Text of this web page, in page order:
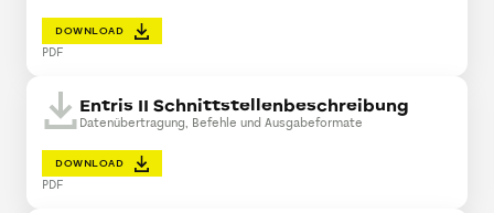
DOWNLOAD
PDF
Entris II Schnittstellenbeschreibung
Datenübertragung, Befehle und Ausgabeformate
DOWNLOAD
PDF